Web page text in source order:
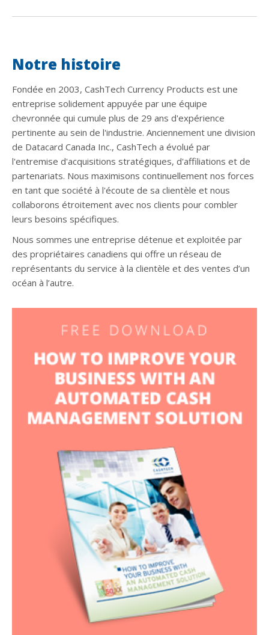
Notre histoire
Fondée en 2003, CashTech Currency Products est une
entreprise solidement appuyée par une équipe
chevronnée qui cumule plus de 29 ans d'expérience
pertinente au sein de l'industrie. Anciennement une division
de Datacard Canada Inc., CashTech a évolué par
l'entremise d'acquisitions stratégiques, d'affiliations et de
partenariats. Nous maximisons continuellement nos forces
en tant que société à l'écoute de sa clientèle et nous
collaborons étroitement avec nos clients pour combler
leurs besoins spécifiques.
Nous sommes une entreprise détenue et exploitée par
des propriétaires canadiens qui offre un réseau de
représentants du service à la clientèle et des ventes d’un
océan à l’autre.